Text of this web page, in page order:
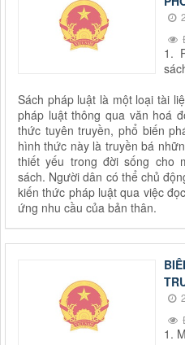
1.
Sách pháp luật là một loại tài
pháp luật thông qua văn hoá
thức tuyên truyền, phổ biến
hình thức này là truyền bá
thiết yếu trong đời sống cho
sách. Người dân có thể chủ
kiến thức pháp luật qua việc
ứng nhu cầu của bản thân.
1.